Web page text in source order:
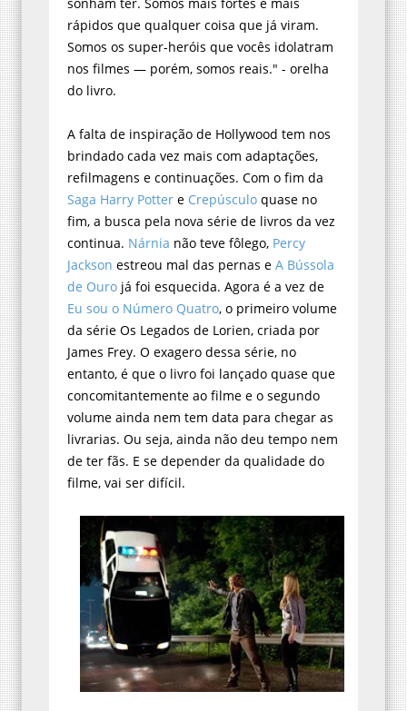
rápidos que qualquer coisa que já viram.
Somos os super-heróis que vocês idolatram
nos filmes — porém, somos reais." - orelha
do livro.
A falta de inspiração de Hollywood tem nos
brindado cada vez mais com adaptações,
refilmagens e continuações. Com o fim da
Saga Harry Potter e Crepúsculo quase no
fim, a busca pela nova série de livros da vez
continua. Nárnia não teve fôlego, Percy
Jackson estreou mal das pernas e A Bússola
de Ouro já foi esquecida. Agora é a vez de
Eu sou o Número Quatro, o primeiro volume
da série Os Legados de Lorien, criada por
James Frey. O exagero dessa série, no
entanto, é que o livro foi lançado quase que
concomitantemente ao filme e o segundo
volume ainda nem tem data para chegar as
livrarias. Ou seja, ainda não deu tempo nem
de ter fãs. E se depender da qualidade do
filme, vai ser difícil.